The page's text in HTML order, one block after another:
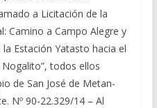
a Licitación de la
Camino a Campo Alegre y
Estación Yatasto hacia el
todos ellos
de San José de Metan-
Nº 90-22.329/14 – Al